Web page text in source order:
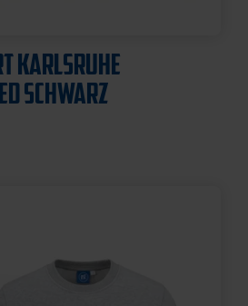
KARLSRUHE
SCHWARZ